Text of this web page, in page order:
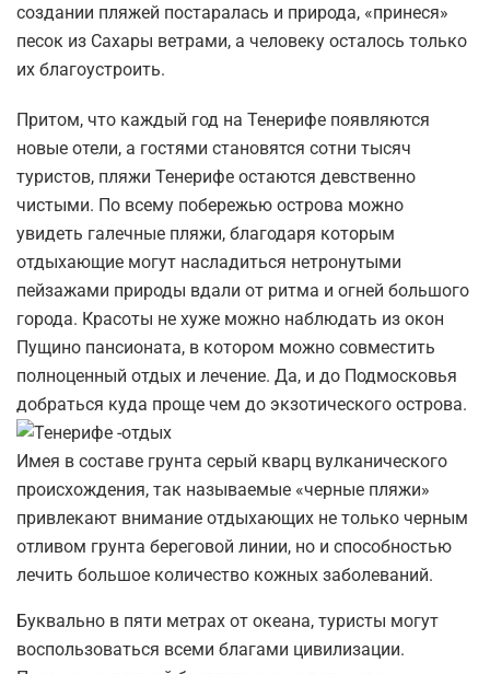
создании пляжей постаралась и природа, «принеся»
песок из Сахары ветрами, а человеку осталось только
их благоустроить.
Притом, что каждый год на Тенерифе появляются
новые отели, а гостями становятся сотни тысяч
туристов, пляжи Тенерифе остаются девственно
чистыми. По всему побережью острова можно
увидеть галечные пляжи, благодаря которым
отдыхающие могут насладиться нетронутыми
пейзажами природы вдали от ритма и огней большого
города. Красоты не хуже можно наблюдать из окон
Пущино пансионата, в котором можно совместить
полноценный отдых и лечение. Да, и до Подмосковья
добраться куда проще чем до экзотического острова.
Имея в составе грунта серый кварц вулканического
происхождения, так называемые «черные пляжи»
привлекают внимание отдыхающих не только черным
отливом грунта береговой линии, но и способностью
лечить большое количество кожных заболеваний.
Буквально в пяти метрах от океана, туристы могут
воспользоваться всеми благами цивилизации.